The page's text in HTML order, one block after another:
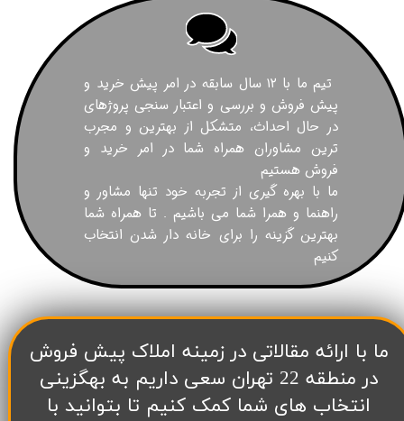
تیم ما با ۱۲ سال سابقه در امر پیش خرید و
پیش فروش و بررسی و اعتبار سنجی پروژهای
در حال احداث، متشکل از بهترین و مجرب
ترین مشاوران همراه شما در امر خرید و
فروش هستیم
ما با بهره گیری از تجربه خود تنها مشاور و
راهنما و همرا شما می باشیم . تا همراه شما
بهترین گزینه را برای خانه دار شدن انتخاب
کنیم
​ما با ارائه مقالاتی در زمینه املاک پیش فروش
در منطقه 22 تهران سعی داریم به بهگزینی
انتخاب های شما کمک کنیم تا بتوانید با